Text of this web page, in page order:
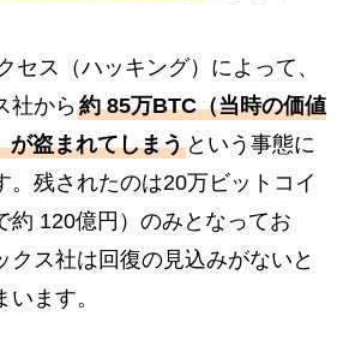
セス（ハッキング）によって、
社から約 85万BTC（当時の価値
が盗まれてしまうという事態に
。残されたのは20万ビットコイ
約 120億円）のみとなってお
クス社は回復の見込みがないと
ます。